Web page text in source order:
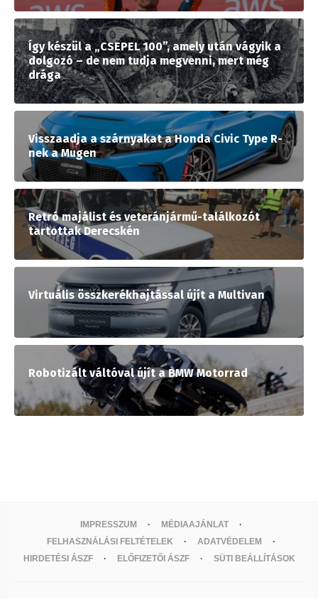
Így készül a „CSEPEL 100”, amely után vágyik a
dolgozó – de nem tudja megvenni, mert még
drága
Visszaadja a szárnyakat a Honda Civic Type R-
nek a Mugen
Retró majálist és veteránjármű-találkozót
tartottak Derecskén
Virtuális összkerékhajtással újít a Multivan
Robotizált váltóval újít a BMW Motorrad
IMPRESSZUM
MÉDIAAJÁNLAT
FELHASZNÁLÁSI FELTÉTELEK
ADATVÉDELEM
HIRDETÉSI ÁSZF
ELŐFIZETŐI ÁSZF SÜTI BEÁLLÍTÁSOK